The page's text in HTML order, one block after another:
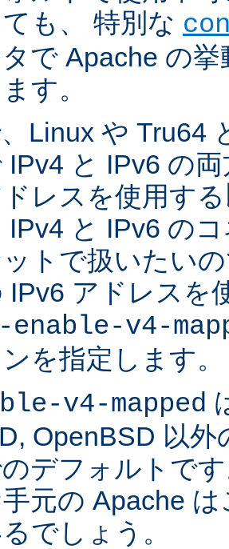
も、 特別な
で Apache の
す。
Linux や Tru64
IPv4 と IPv6 の
レスを使用する
IPv4 と IPv6 の
トで扱いたい
IPv6 アドレスを
enable-v4-
を指定します。
v4-mapped
OpenBSD 以
デフォルトで
元の Apache
でしょう。